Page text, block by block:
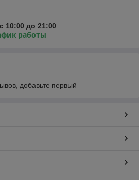
10:00 до 21:00
работы
добавьте первый